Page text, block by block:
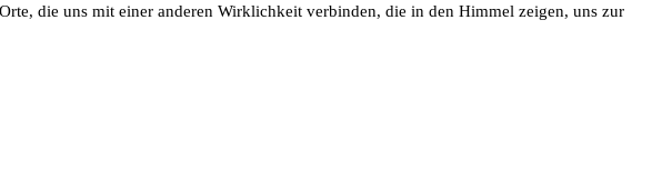
die uns mit einer anderen Wirklichkeit verbinden, die in den Himmel zeigen, uns zur